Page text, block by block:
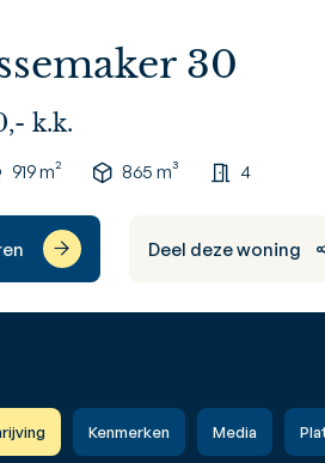
30
k.k.
919 m² 865 m³ 4
Deel deze woning
Kenmerken Media